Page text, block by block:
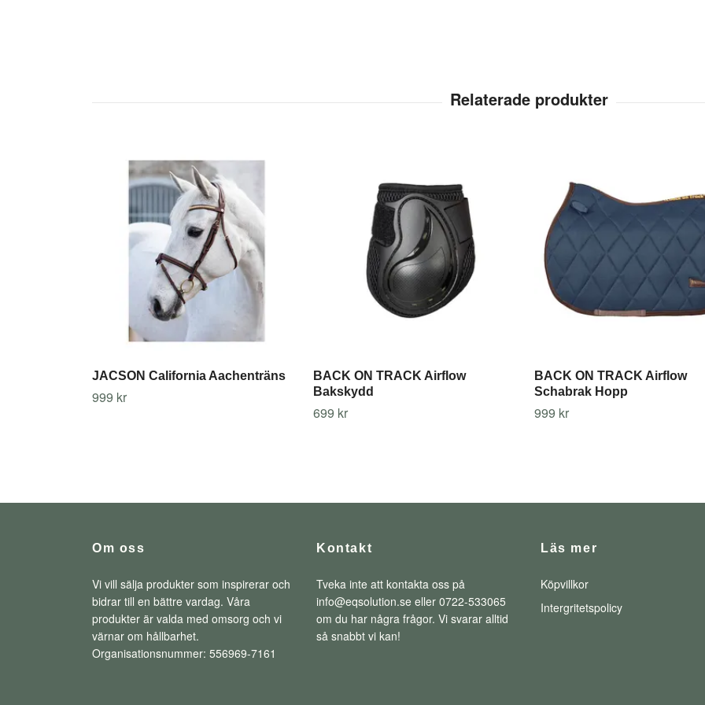
JACSON California Aachenträns
999 kr
BACK ON TRACK Airflow
Bakskydd
699 kr
BACK ON TRACK Airflow
Schabrak Hopp
999 kr
Om oss
Vi vill sälja produkter som inspirerar och
bidrar till en bättre vardag. Våra
produkter är valda med omsorg och vi
värnar om hållbarhet.
Organisationsnummer: 556969-7161
Kontakt
Tveka inte att kontakta oss på
info@eqsolution.se eller 0722-533065
om du har några frågor. Vi svarar alltid
så snabbt vi kan!
Läs mer
Köpvillkor
Intergritetspolicy